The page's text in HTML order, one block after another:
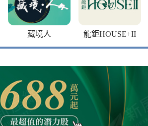
藏境人 龍鉅HOUSE+II